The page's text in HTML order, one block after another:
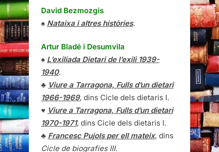
David Bezmozgis
♠ Nataixa i altres històries.
Artur Bladé i Desumvila
♠ L’exiliada Dietari de l’exili 1939-
1940.
♣ Viure a Tarragona, Fulls d’un dietari
1966-1969, dins Cicle dels dietaris I.
♥ Viure a Tarragona, Fulls d’un dietari
1970-1971, dins Cicle dels dietaris I.
♣ Francesc Pujols per ell mateix, dins
Cicle de biografies III.